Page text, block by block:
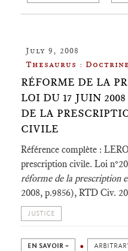
July 9, 2008
Thesaurus : Doctrine
RÉFORME DE LA
LOI DU 17 JUIN
DE LA
CIVILE
Référence complète :
prescription civile. Loi
réforme de la prescription
2008, p.9856), RTD Civ.
JUSTICE
EN SAVOIR +